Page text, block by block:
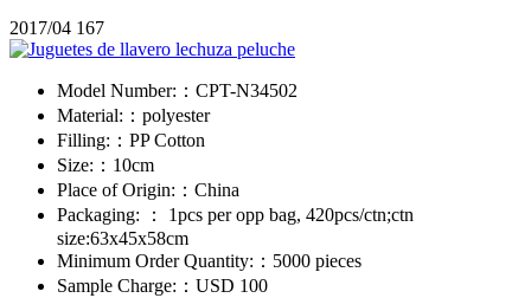
2017/04 167
Model Number:： CPT-N34502
Material:： polyester
Filling:： PP Cotton
Size:： 10cm
Place of Origin:： China
Packaging: ：
1pcs per opp bag, 420pcs/ctn;ctn
size:63x45x58cm
Minimum Order Quantity:： 5000 pieces
Sample Charge:： USD 100